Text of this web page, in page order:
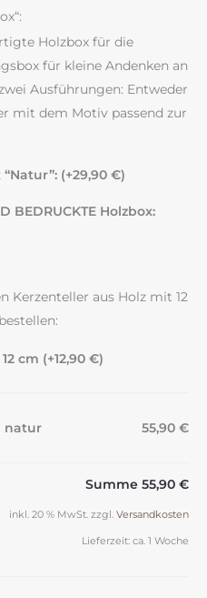
Holzbox für die
für kleine Andenken an
Ausführungen: Entweder
mit dem Motiv passend zur
(+29,90 €)
BEDRUCKTE Holzbox:
Kerzenteller aus Holz mit 12
cm (+12,90 €)
natur 55,90 €
Summe 55,90 €
inkl. 20 % MwSt. zzgl. Versandkosten
Lieferzeit: ca. 1 Woche